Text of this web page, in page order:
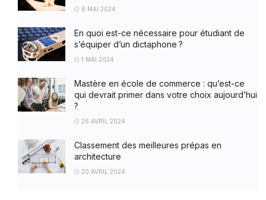
6 MAI 2024
En quoi est-ce nécessaire pour étudiant de
s’équiper d’un dictaphone ?
1 MAI 2024
Mastère en école de commerce : qu’est-ce
qui devrait primer dans votre choix aujourd’hui
?
26 AVRIL 2024
Classement des meilleures prépas en
architecture
20 AVRIL 2024